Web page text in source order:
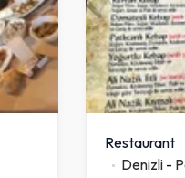
Restaurant
Denizli-